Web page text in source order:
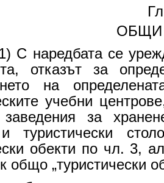
ОБЩИ
С наредбата се
отказът за
на
учебни
за
туристически
обекти по чл. 3,
общо „туристически